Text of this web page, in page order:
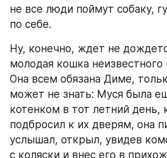
не все люди поймут собаку,
по себе.
Ну, конечно, ждет не
молодая кошка
Она всем обязана Диме,
может не знать: Муся была
котенком в тот летний день,
подбросил к их дверям, она
услышал, открыл, увидев
с коляски и внес его в